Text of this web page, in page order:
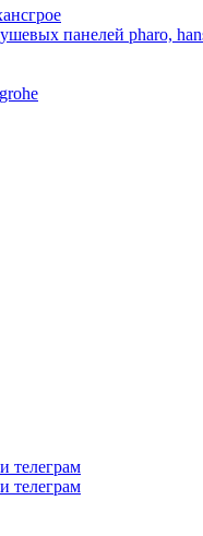
панелей pharo,
телеграм
телеграм